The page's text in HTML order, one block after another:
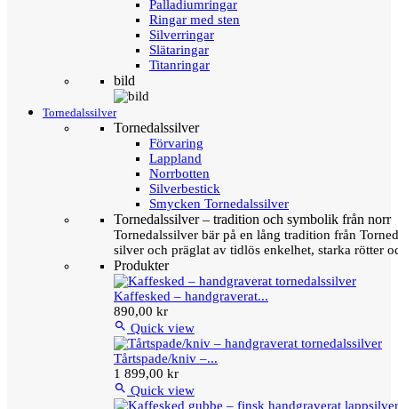
Palladiumringar
Ringar med sten
Silverringar
Slätaringar
Titanringar
bild
Tornedalssilver
Tornedalssilver
Förvaring
Lappland
Norrbotten
Silverbestick
Smycken Tornedalssilver
Tornedalssilver – tradition och symbolik från norr
Tornedalssilver bär på en lång tradition från
silver och präglat av tidlös enkelhet, starka rötter
Produkter
Kaffesked – handgraverat...
890,00 kr
 Quick view
Tårtspade/kniv –...
1 899,00 kr
 Quick view